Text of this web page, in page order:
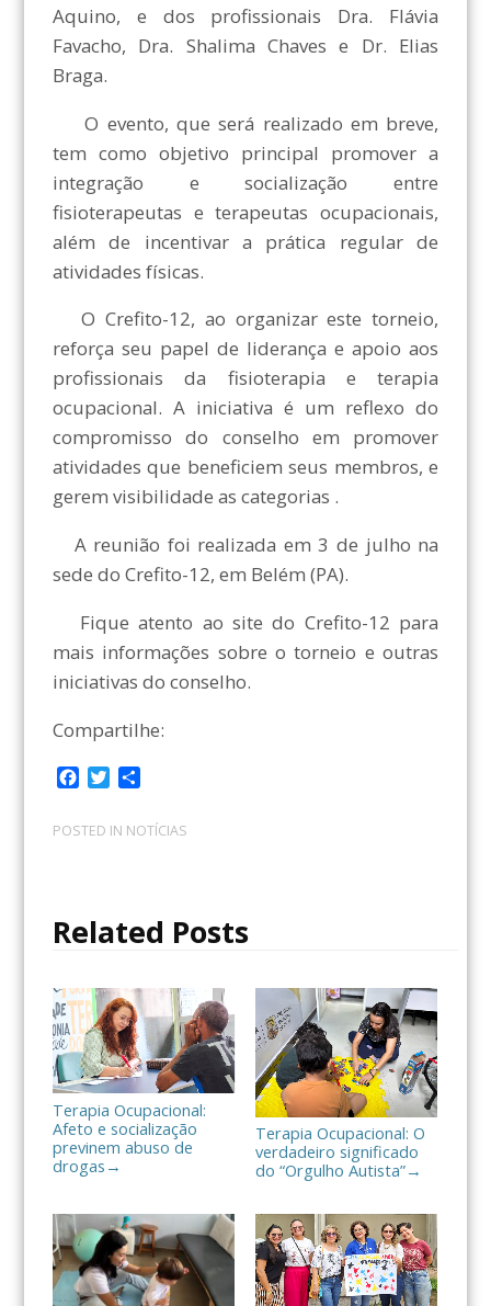
Aquino, e dos profissionais Dra. Flávia
Favacho, Dra. Shalima Chaves e Dr. Elias
Braga.
O evento, que será realizado em breve,
tem como objetivo principal promover a
integração e socialização entre
fisioterapeutas e terapeutas ocupacionais,
além de incentivar a prática regular de
atividades físicas.
O Crefito-12, ao organizar este torneio,
reforça seu papel de liderança e apoio aos
profissionais da fisioterapia e terapia
ocupacional. A iniciativa é um reflexo do
compromisso do conselho em promover
atividades que beneficiem seus membros, e
gerem visibilidade as categorias .
A reunião foi realizada em 3 de julho na
sede do Crefito-12, em Belém (PA).
Fique atento ao site do Crefito-12 para
mais informações sobre o torneio e outras
iniciativas do conselho.
Compartilhe:
F
c
e
k
T
i
t
C
m
p
i
a
r
POSTED IN NOTÍCIAS
Related Posts
Terapia Ocupacional:
Afeto e socialização
previnem abuso de
drogas →
Terapia Ocupacional: O
verdadeiro significado
do “Orgulho Autista”→